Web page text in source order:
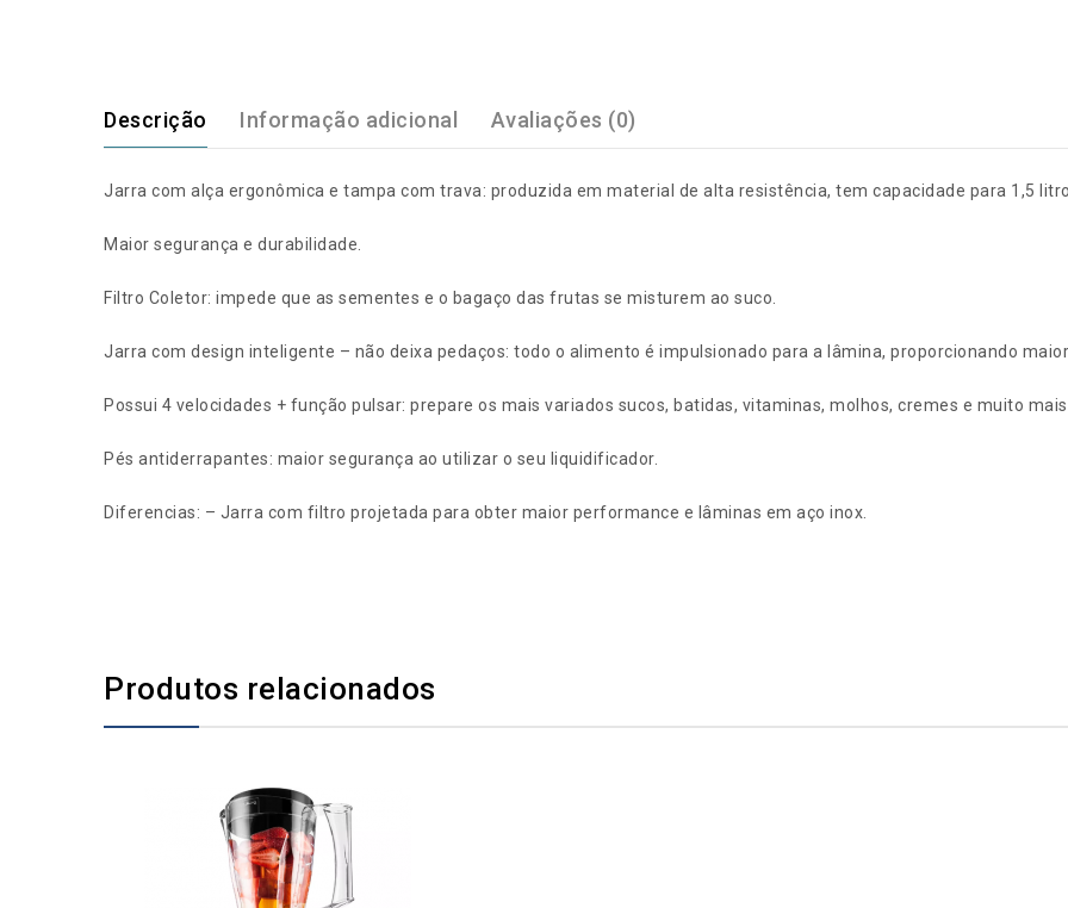
Descrição Informação adicional Avaliações (0)
Jarra com alça ergonômica e tampa com trava: produzida em material de alta resistência, tem capacidade para 1,5
Maior segurança e durabilidade.
Filtro Coletor: impede que as sementes e o bagaço das frutas se misturem ao suco.
Jarra com design inteligente – não deixa pedaços: todo o alimento é impulsionado para a lâmina, proporcionando
Possui 4 velocidades + função pulsar: prepare os mais variados sucos, batidas, vitaminas, molhos, cremes e muito
Pés antiderrapantes: maior segurança ao utilizar o seu liquidificador.
Diferencias: – Jarra com filtro projetada para obter maior performance e lâminas em aço inox.
Produtos relacionados